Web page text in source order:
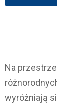
Na
wyróżniają